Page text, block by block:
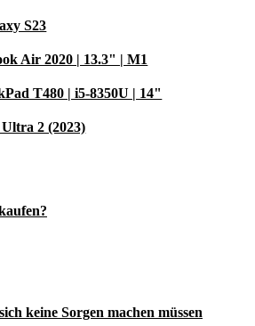
S23
Air 2020 | 13.3" | M1
T480 | i5-8350U | 14"
2 (2023)
keine Sorgen machen müssen